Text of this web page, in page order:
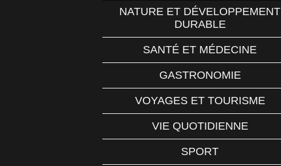
NATURE ET DÉVELOPPEMENT
DURABLE
SANTÉ ET MÉDECINE
GASTRONOMIE
VOYAGES ET TOURISME
VIE QUOTIDIENNE
SPORT